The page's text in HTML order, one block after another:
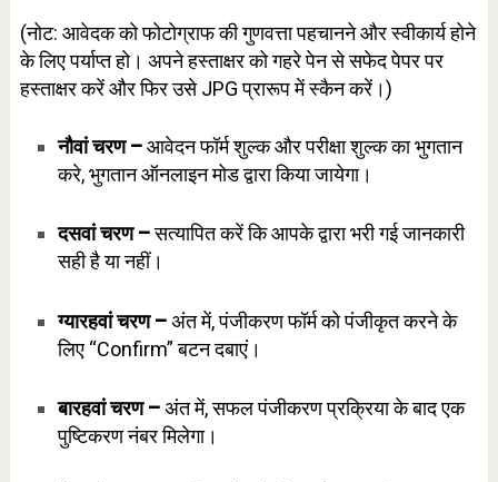
(नोट: आवेदक को फोटोग्राफ की गुणवत्ता पहचानने और स्वीकार्य होने
के लिए पर्याप्त हो। अपने हस्ताक्षर को गहरे पेन से सफेद पेपर पर
हस्ताक्षर करें और फिर उसे JPG प्रारूप में स्कैन करें।)
नौवां चरण –आवेदन फॉर्म शुल्क और परीक्षा शुल्क का भुगतान
करे, भुगतान ऑनलाइन मोड द्वारा किया जायेगा।
दसवां चरण –सत्यापित करें कि आपके द्वारा भरी गई जानकारी
सही है या नहीं।
ग्यारहवां चरण –अंत में, पंजीकरण फॉर्म को पंजीकृत करने के
लिए “Confirm” बटन दबाएं।
बारहवां चरण –अंत में, सफल पंजीकरण प्रक्रिया के बाद एक
पुष्टिकरण नंबर मिलेगा।